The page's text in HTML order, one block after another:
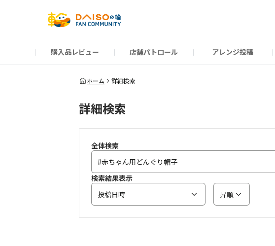
購入品レビュー 店舗パトロール アレンジ投稿
だんぜんトーク
運営からのお知らせ
ーSP Blogー
プレゼントキャンペーン
1周年記念キャンペーン
公式ホームページ
ホーム 詳細検索
詳細検索
全体検索
検索結果表示
投稿日時
昇順